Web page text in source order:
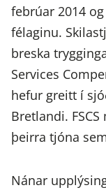
febrúar 2014
félaginu.
breska
Services
hefur greitt í
Bretlandi.
þeirra tjóna
Nánar